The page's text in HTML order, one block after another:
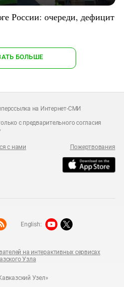
России: очереди, дефицит
БОЛЬШЕ
на Интернет-СМИ
с предварительного согласия
с нами Пожертвования
Узел»
на интерактивных сервисах
Узла
English: